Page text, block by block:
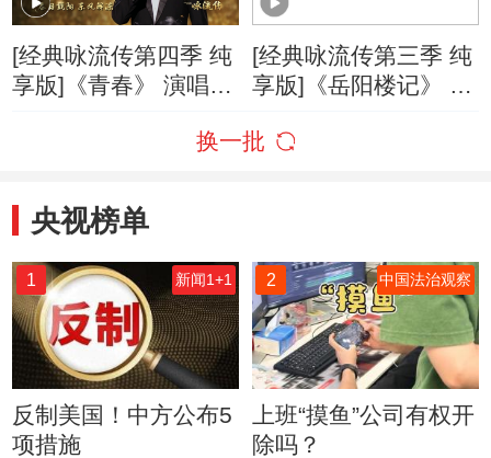
[经典咏流传第四季 纯
享版]《青春》 演唱：
[经典咏流传第三季 纯
享版]《岳阳楼记》 演
权 尼格买提
换一批
央视榜单
1 新闻1+1
反制美国！中方公布5
项措施
2 中国法治观察
上班“摸鱼”公司有权开
除吗？